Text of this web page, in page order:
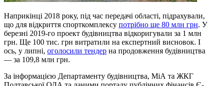
Наприкінці 2018 року, під час передачі області, підрахували,
що для відкриття спорткомплексу потрібно ще 80 млн грн. У
березні 2019-го проект будівництва відкоригували за 1 млн
грн. Ще 100 тис. грн витратили на експертний висновок. І
ось, у липні, оголосили тендер на продовження будівництва
— за 109,8 млн грн.
За інформацією Департаменту будівництва, МіА та ЖКГ